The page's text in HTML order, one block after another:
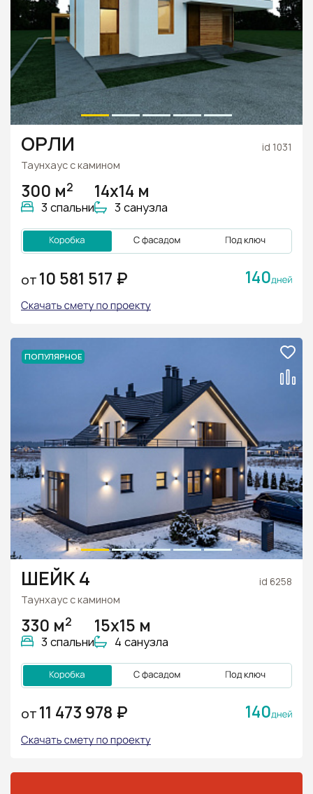
ОРЛИ id 1031
Таунхаус с камином
300 м2
3 спальни
14х14 м
3 санузла
ОТ 10 581 517 ₽ 140
ШЕЙК 4 id 6258
Таунхаус с камином
330 м2
3 спальни
15х15 м
4 санузла
ОТ 11 473 978 ₽ 140
ПОПУЛЯРНОЕ